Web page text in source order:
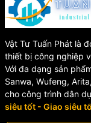
Điện áp hoạt
⚡Dòng chờ:
Dòng báo động:
📡 Đầu ra báo
⚠️Đầu ra lỗi:1A
🌡️Nhiệt độ hoạt
🧱Chất liệu:
🎨Màu sắc:
⚖️Trọng lượng:
Vật Tư Tuấn Phát là
thiết bị công nghiệp
Với đa dạng sản
Sanwa, Wufeng,
cho công trình dân
siêu tốt - Giao siêu